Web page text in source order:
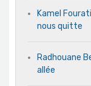
Kamel
nous quitte
Radhouane
allée